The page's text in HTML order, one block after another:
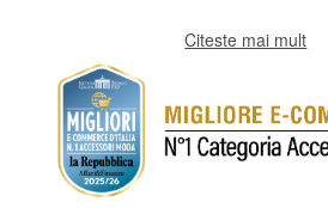
Citeste mai mult